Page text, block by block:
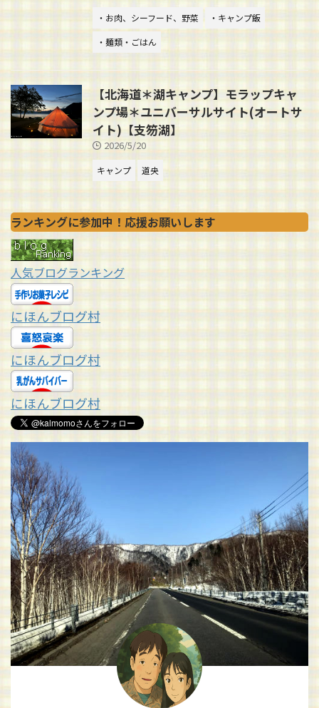
・お肉、シーフード、野菜
・キャンプ飯
・麺類・ごはん
【北海道＊湖キャンプ】モラップキャ
ンプ場＊ユニバーサルサイト(オートサ
イト)【支笏湖】
2026/5/20
キャンプ 道央
ランキングに参加中！応援お願いします
人気ブログランキング
にほんブログ村
にほんブログ村
にほんブログ村